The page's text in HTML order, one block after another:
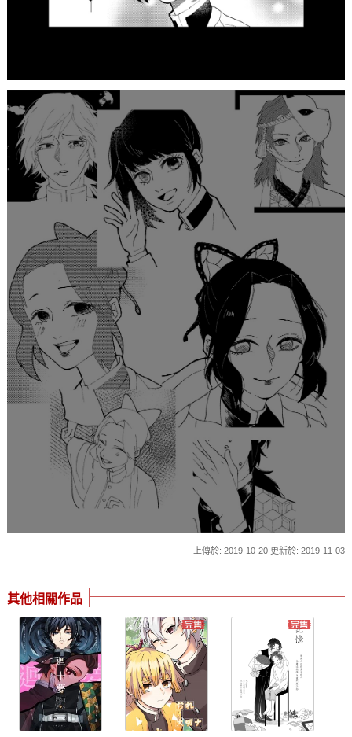
上傳於: 2019-10-20 更新於: 2019-11-03
其他相關作品